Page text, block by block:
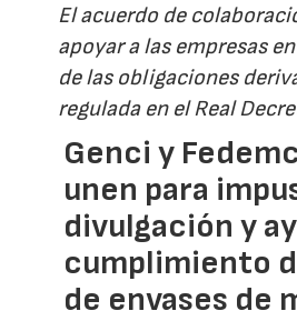
El acuerdo de
apoyar a las empresas
de las obligaciones
regulada en el Real
Genci y
unen para
divulgación y
cumplimiento
de envases de